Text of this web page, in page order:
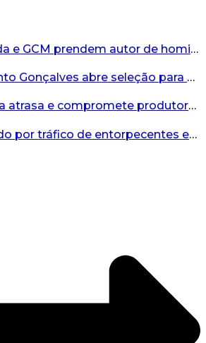
Polícia Civil, Brigada e GCM prendem autor de homicídio em Bento Gonçalves...
Canarinhos de Bento Gonçalves abre seleção para novos integrantes...
Pagamento da uva atrasa e compromete produtores...
Menor é apreendido por tráfico de entorpecentes em Veranópolis...